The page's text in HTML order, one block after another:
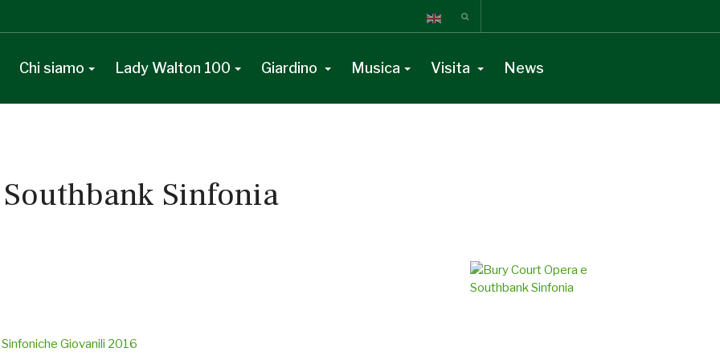
Chi siamo Lady Walton 100 Giardino Musica Visita News
Sinfonia
Giovanili 2016